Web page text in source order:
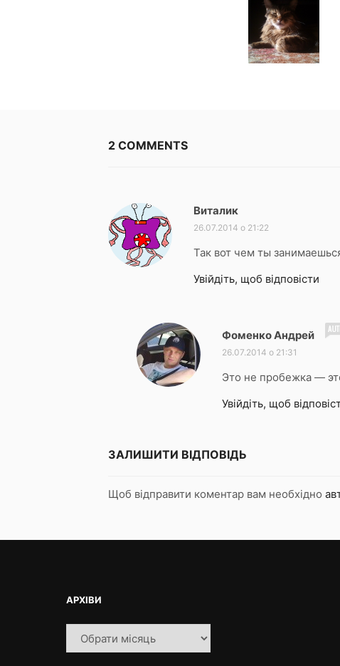
2 COMMENTS
Виталик
26.07.2014 о 21:22
Так вот чем ты
Увійдіть, щоб відповісти
Фоменко Андрей
26.07.2014 о 21:31
Это не пробежка —
Увійдіть, щоб
ЗАЛИШИТИ ВІДПОВІДЬ
Щоб відправити коментар вам необхідно
АРХІВИ
Архіви